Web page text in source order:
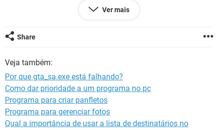
Ver mais
Share
Veja também:
Por que gta_sa.exe está falhando?
Como dar prioridade a um programa no pc
Programa para criar panfletos
Programa para gerenciar fotos
Qual a importância de usar a lista de destinatários no